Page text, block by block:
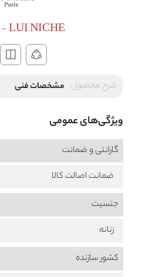
LUI NICHE - لوئی نیش
شرح محصول: مشخصات فنی
ویژگی‌های عمومی
گارانتی و ضمانت
ضمانت اصالت کالا
جنسیت
زنانه
کشور سازنده